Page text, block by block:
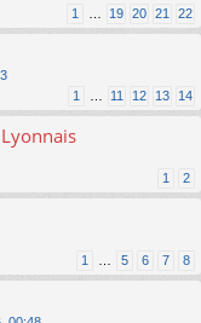
1 19 20 21 22
1 11 12 13 14
1 2
1 5 6 7 8